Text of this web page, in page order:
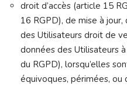
droit d’accès (article 15
16 RGPD), de mise à
des Utilisateurs droit de
données des Utilisateurs
du RGPD), lorsqu’elles
équivoques, périmées, ou